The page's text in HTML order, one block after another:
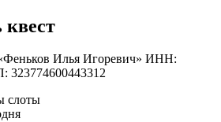
квест
Илья Игоревич» ИНН:
323774600443312
слоты